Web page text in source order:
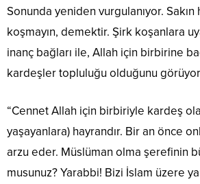
Sonunda yeniden vurgulanıyor. Sakın
koşmayın, demektir. Şirk koşanlara
inanç bağları ile, Allah için birbirine
kardeşler topluluğu olduğunu
“Cennet Allah için birbiriyle kardeş
yaşayanlara) hayrandır. Bir an önce
arzu eder. Müslüman olma şerefinin
musunuz? Yarabbi! Bizi İslam üzere